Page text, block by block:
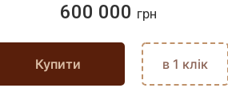
600 000 грн
Купити в 1 клік